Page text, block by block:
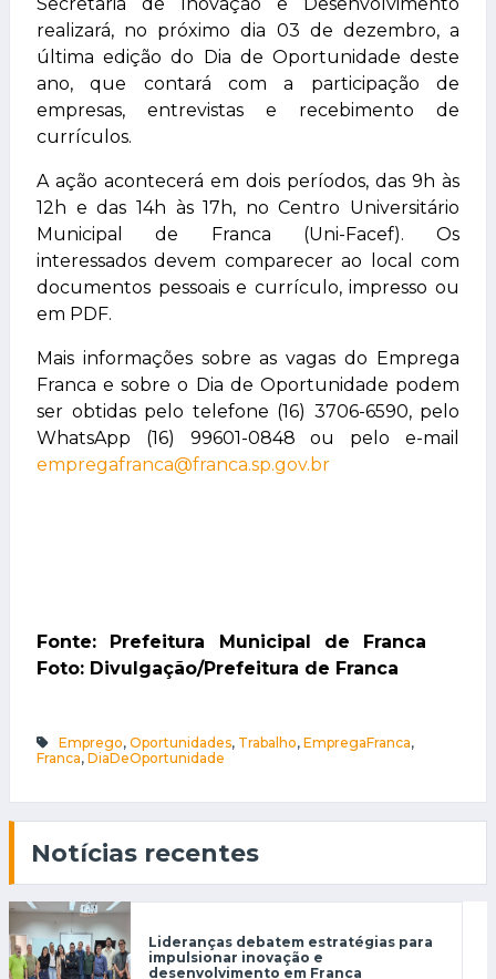
Secretaria de Inovação e Desenvolvimento
realizará, no próximo dia 03 de dezembro, a
última edição do Dia de Oportunidade deste
ano, que contará com a participação de
empresas, entrevistas e recebimento de
currículos.
A ação acontecerá em dois períodos, das 9h às
12h e das 14h às 17h, no Centro Universitário
Municipal de Franca (Uni-Facef). Os
interessados devem comparecer ao local com
documentos pessoais e currículo, impresso ou
em PDF.
Mais informações sobre as vagas do Emprega
Franca e sobre o Dia de Oportunidade podem
ser obtidas pelo telefone (16) 3706-6590, pelo
WhatsApp (16) 99601-0848 ou pelo e-mail
empregafranca@franca.sp.gov.br
Fonte: Prefeitura Municipal de Franca
Foto: Divulgação/Prefeitura de Franca
Emprego,Oportunidades, Trabalho,EmpregaFranca,
Franca, DiaDeOportunidade
Notícias recentes
Lideranças debatem estratégias para
impulsionar inovação e
desenvolvimento em Franca